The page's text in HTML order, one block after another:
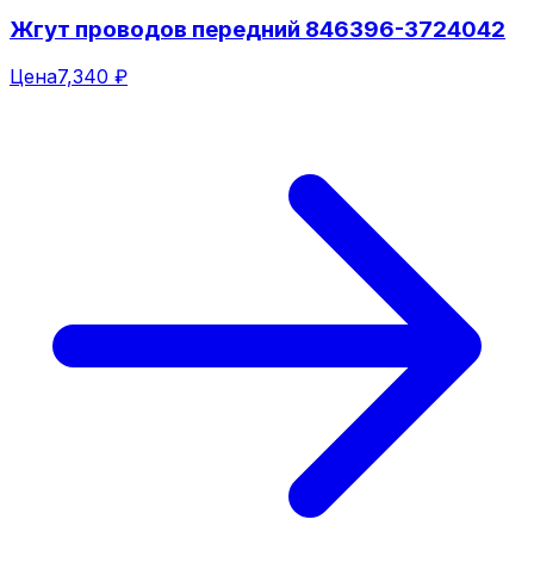
Жгут проводов передний 846396-3724042
Цена7,340 ₽